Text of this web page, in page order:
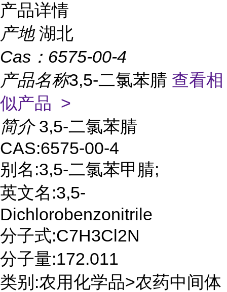
产品详情
产地 湖北
Cas： 6575-00-4
产品名称3,5-二氯苯腈 查看相
似产品 >
简介 3,5-二氯苯腈
CAS:6575-00-4
别名:3,5-二氯苯甲腈;
英文名:3,5-
Dichlorobenzonitrile
分子式:C7H3Cl2N
分子量:172.011
类别:农用化学品>农药中间体